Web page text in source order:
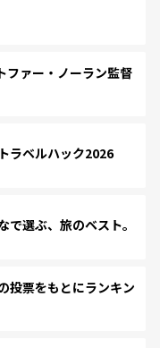
ァー・ノーラン監督
ラベルハック2026
選ぶ、旅のベスト。
票をもとにランキン